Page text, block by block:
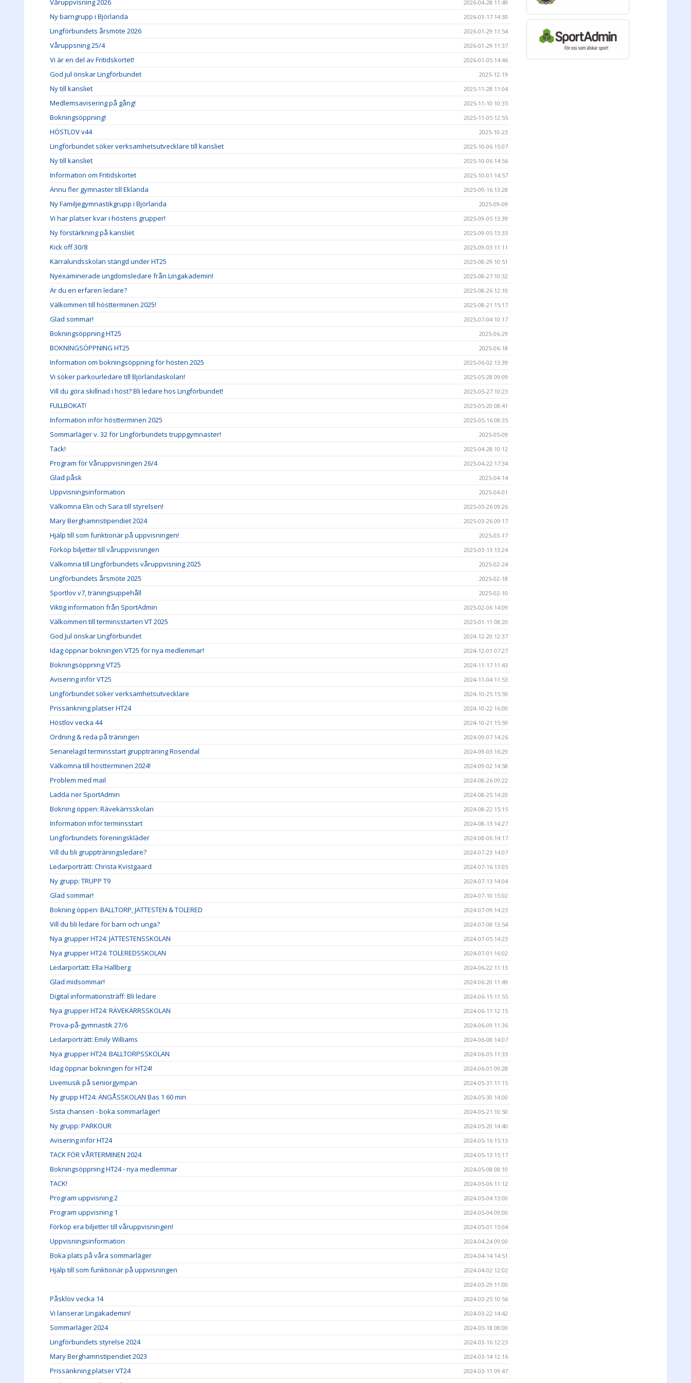
Våruppvisning 2026 2026-04-28 11:49
Ny barngrupp i Björlanda 2026-03-17 14:30
Lingförbundets årsmöte 2026 2026-01-29 11:54
Våruppsning 25/4 2026-01-29 11:37
Vi är en del av Fritidskortet! 2026-01-05 14:46
God jul önskar Lingförbundet 2025-12-19
Ny till kansliet 2025-11-28 11:04
Medlemsavisering på gång! 2025-11-10 10:35
Bokningsöppning! 2025-11-05 12:55
HÖSTLOV v44 2025-10-23
Lingförbundet söker verksamhetsutvecklare till kansliet 2025-10-06 15:07
Ny till kansliet 2025-10-06 14:56
Information om Fritidskortet 2025-10-01 14:57
Ännu fler gymnaster till Eklanda 2025-09-16 13:28
Ny Familjegymnastikgrupp i Björlanda 2025-09-09
Vi har platser kvar i höstens grupper! 2025-09-05 13:39
Ny förstärkning på kansliet 2025-09-05 13:33
Kick off 30/8 2025-09-03 11:11
Kärralundsskolan stängd under HT25 2025-08-29 10:51
Nyexaminerade ungdomsledare från Lingakademin! 2025-08-27 10:32
Är du en erfaren ledare? 2025-08-26 12:10
Välkommen till höstterminen 2025! 2025-08-21 15:17
Glad sommar! 2025-07-04 10:17
Bokningsöppning HT25 2025-06-29
BOKNINGSÖPPNING HT25 2025-06-18
Information om bokningsöppning för hösten 2025 2025-06-02 13:39
Vi söker parkourledare till Björlandaskolan! 2025-05-28 09:09
Vill du göra skillnad i höst? Bli ledare hos Lingförbundet! 2025-05-27 10:23
FULLBOKAT! 2025-05-20 08:41
Information inför höstterminen 2025 2025-05-16 08:35
Sommarläger v. 32 för Lingförbundets truppgymnaster! 2025-05-09
Tack! 2025-04-28 10:12
Program för Våruppvisningen 26/4 2025-04-22 17:34
Glad påsk 2025-04-14
Uppvisningsinformation 2025-04-01
Välkomna Elin och Sara till styrelsen! 2025-03-26 09:26
Mary Berghamnstipendiet 2024 2025-03-26 09:17
Hjälp till som funktionär på uppvisningen! 2025-03-17
Förköp biljetter till våruppvisningen 2025-03-13 13:24
Välkomna till Lingförbundets våruppvisning 2025 2025-02-24
Lingförbundets årsmöte 2025 2025-02-18
Sportlov v7, träningsuppehåll 2025-02-10
Viktig information från SportAdmin 2025-02-06 14:09
Välkommen till terminsstarten VT 2025 2025-01-11 08:20
God Jul önskar Lingförbundet 2024-12-20 12:37
Idag öppnar bokningen VT25 för nya medlemmar! 2024-12-01 07:27
Bokningsöppning VT25 2024-11-17 11:43
Avisering inför VT25 2024-11-04 11:53
Lingförbundet söker verksamhetsutvecklare 2024-10-25 15:59
Prissänkning platser HT24 2024-10-22 16:00
Höstlov vecka 44 2024-10-21 15:59
Ordning & reda på träningen 2024-09-07 14:26
Senarelagd terminsstart gruppträning Rosendal 2024-09-03 16:29
Välkomna till höstterminen 2024! 2024-09-02 14:58
Problem med mail 2024-08-26 09:22
Ladda ner SportAdmin 2024-08-25 14:20
Bokning öppen: Rävekärrsskolan 2024-08-22 15:15
Information inför terminsstart 2024-08-13 14:27
Lingförbundets föreningskläder 2024-08-06 14:17
Vill du bli gruppträningsledare? 2024-07-23 14:07
Ledarporträtt: Christa Kvistgaard 2024-07-16 13:05
Ny grupp: TRUPP T9 2024-07-13 14:04
Glad sommar! 2024-07-10 15:02
Bokning öppen: BALLTORP, JÄTTESTEN & TOLERED 2024-07-09 14:23
Vill du bli ledare för barn och unga? 2024-07-08 13:54
Nya grupper HT24: JÄTTESTENSSKOLAN 2024-07-05 14:23
Nya grupper HT24: TOLEREDSSKOLAN 2024-07-01 16:02
Ledarportätt: Ella Hallberg 2024-06-22 11:13
Glad midsommar! 2024-06-20 11:49
Digital informationsträff: Bli ledare 2024-06-15 11:55
Nya grupper HT24: RÄVEKÄRRSSKOLAN 2024-06-11 12:15
Prova-på-gymnastik 27/6 2024-06-09 11:36
Ledarporträtt: Emily Williams 2024-06-08 14:07
Nya grupper HT24: BALLTORPSSKOLAN 2024-06-05 11:33
Idag öppnar bokningen för HT24! 2024-06-01 09:28
Livemusik på seniorgympan 2024-05-31 11:15
Ny grupp HT24: ÄNGÅSSKOLAN Bas 1 60 min 2024-05-30 14:00
Sista chansen - boka sommarläger! 2024-05-21 10:50
Ny grupp: PARKOUR 2024-05-20 14:40
Avisering inför HT24 2024-05-16 15:13
TACK FÖR VÅRTERMINEN 2024 2024-05-13 15:17
Bokningsöppning HT24 - nya medlemmar 2024-05-08 08:10
TACK! 2024-05-06 11:12
Program uppvisning 2 2024-05-04 13:00
Program uppvisning 1 2024-05-04 09:00
Förköp era biljetter till våruppvisningen! 2024-05-01 15:04
Uppvisningsinformation 2024-04-24 09:00
Boka plats på våra sommarläger 2024-04-14 14:51
Hjälp till som funktionär på uppvisningen
2024-04-02 12:02
2024-03-29 11:00
Påsklov vecka 14 2024-03-25 10:56
Vi lanserar Lingakademin! 2024-03-22 14:42
Sommarläger 2024 2024-03-18 08:00
Lingförbundets styrelse 2024 2024-03-16 12:23
Mary Berghamnstipendiet 2023 2024-03-14 12:16
Prissänkning platser VT24 2024-03-11 09:47